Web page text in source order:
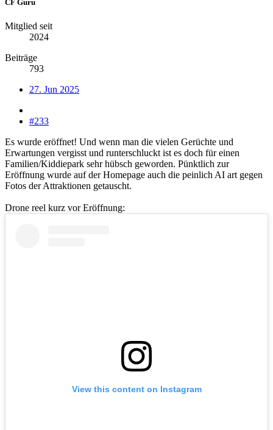
CF Guru
Mitglied seit
2024
Beiträge
793
27. Jun 2025
#233
Es wurde eröffnet! Und wenn man die vielen Gerüchte und
Erwartungen vergisst und runterschluckt ist es doch für einen
Familien/Kiddiepark sehr hübsch geworden. Pünktlich zur
Eröffnung wurde auf der Homepage auch die peinlich AI art gegen
Fotos der Attraktionen getauscht.
Drone reel kurz vor Eröffnung:
View this content on Instagram